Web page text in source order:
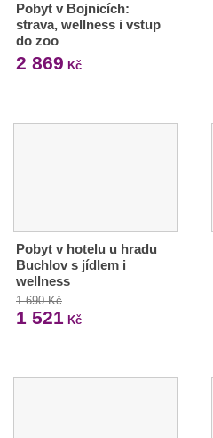
Pobyt v Bojnicích:
strava, wellness i vstup
do zoo
2 869 Kč
Pobyt v hotelu u hradu
Buchlov s jídlem i
wellness
1 690 Kč
1 521 Kč